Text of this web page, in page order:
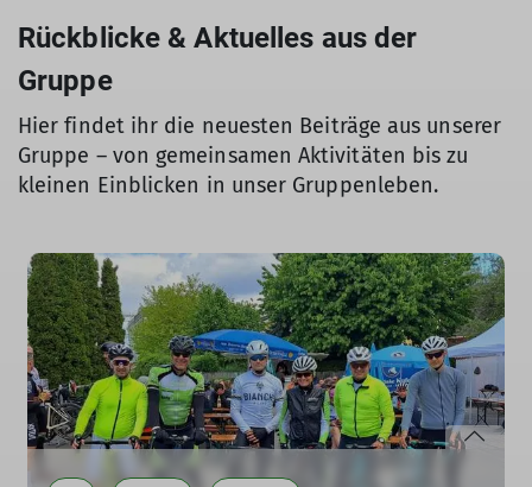
Rückblicke & Aktuelles aus der
Gruppe
Hier findet ihr die neuesten Beiträge aus unserer
Gruppe – von gemeinsamen Aktivitäten bis zu
kleinen Einblicken in unser Gruppenleben.